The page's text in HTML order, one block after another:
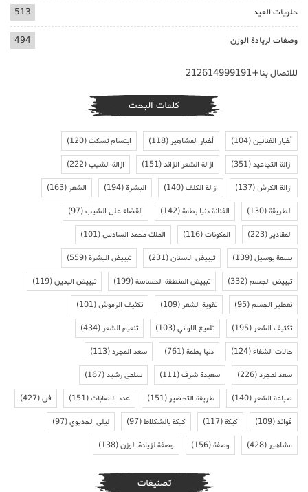
حلويات العيد 513
وصفات لزيادة الوزن 494
للاتصال بنا+212614999191
كلمات البحث
أخبار الفنانين(104) أخبار المشاهير(118) ابتسام تسكت(120)
ازالة التجاعيد(351) ازالة الشعر الزائد(151) ازالة الشيب(222)
ازالة الكرش(137) ازالة الكلف(140) البشرة(194) الشعر(163)
الطريقة(130) الفنانة دنيا بطمة(142) القضاء على الشيب(97)
المقادير(223) المكونات(116) الملك محمد السادس(101)
بسمة بوسيل(139) تبييض الاسنان(231) تبييض البشرة(559)
تبييض الجسم(332) تبييض المنطقة الحساسة(199) تبييض اليدين(119)
تعطير الجسم(95) تقوية الشعر(109) تكثيف الرموش(101)
تكثيف الشعر(195) تلميع الاواني(103) تنعيم الشعر(434)
حالات الشفاء(124) دنيا بطمة(761) سعد المجرد(113)
سعد لمجرد(226) سعيدة شرف(111) سلمى رشيد(167)
صباغة الشعر(140) طريقة التحضير(151) عدد الاصابات(151) فن(427)
فوائد(109) كيكة(117) كيكة بالشكلاط(97) ليلى الحديوي(97)
مشاهير(428) وصفة(156) وصفة لزيادة الوزن(138)
تصنيفات